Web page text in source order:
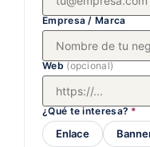
Empresa / Marca
Web (opcional)
¿Qué te interesa? *
Enlace